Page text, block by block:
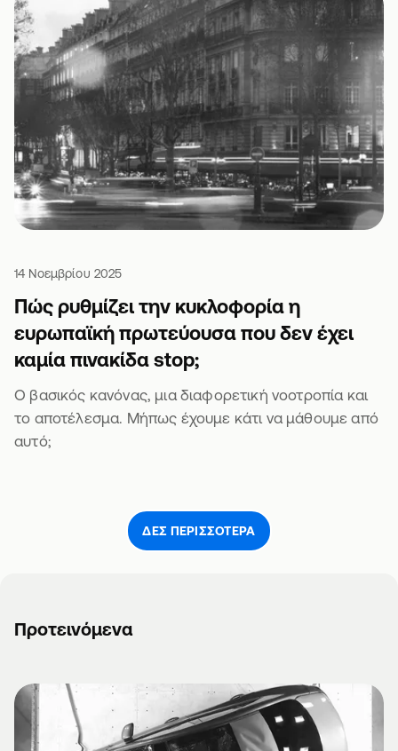
14 Νοεμβρίου 2025
Πώς ρυθμίζει την κυκλοφορία η
ευρωπαϊκή πρωτεύουσα που δεν έχει
καμία πινακίδα stop;
Ο βασικός κανόνας, μια διαφορετική νοοτροπία και
το αποτέλεσμα. Μήπως έχουμε κάτι να μάθουμε από
αυτό;
ΔΕΣ ΠΕΡΙΣΣΌΤΕΡΑ
Προτεινόμενα